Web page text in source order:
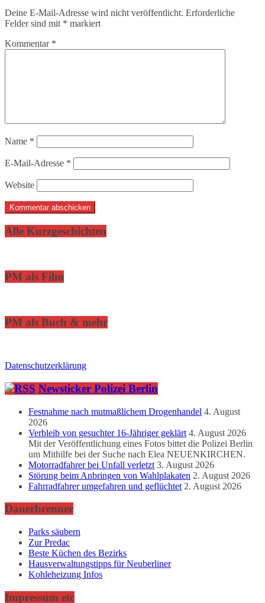
Deine E-Mail-Adresse wird nicht veröffentlicht. Erforderliche
Felder sind mit * markiert
Kommentar *
Name *
E-Mail-Adresse *
Website
Alle Kurzgeschichten
PM als Film
PM als Buch & mehr
Datenschutzerklärung
Newsticker Polizei Berlin
Festnahme nach mutmaßlichem Drogenhandel 4. August
2026
Verbleib von gesuchter 16-Jähriger geklärt 4. August 2026
Mit der Veröffentlichung eines Fotos bittet die Polizei Berlin
um Mithilfe bei der Suche nach Elea NEUENKIRCHEN.
Motorradfahrer bei Unfall verletzt 3. August 2026
Störung beim Anbringen von Wahlplakaten 2. August 2026
Fahrradfahrer umgefahren und geflüchtet 2. August 2026
Dauerbrenner
Parks säubern
Zur Predac
Beste Küchen des Bezirks
Hausverwaltungstipps für Neuberliner
Kohleheizung Infos
Impressum etc